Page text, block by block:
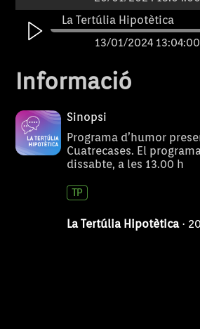
La Tertúlia Hipotètica
13/01/2024 13:04:00
06/01/2024 13:04:00
La Tertúlia Hipotètica
16/12/2023 13:04:00
La Tertúlia Hipotètica
La Tertúlia Hipotètica
02/12/2023 13:04:00
Informació
Sinopsi
Programa d’humor
Cuatrecases. El
dissabte, a les 13.00 h
La Tertúlia Hipotètica ·